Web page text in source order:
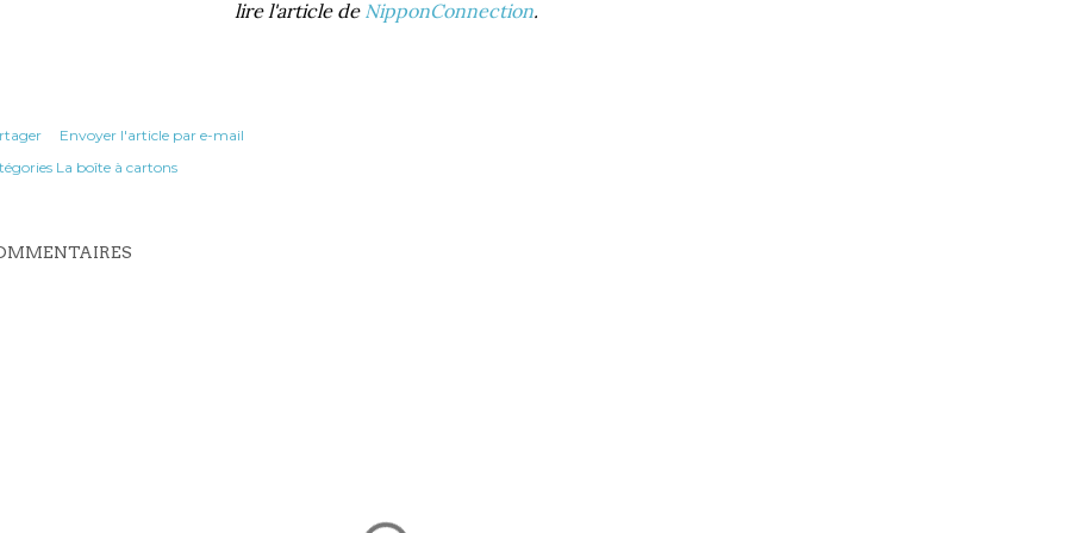
lire l'article de NipponConnection.
Envoyer l'article par e-mail
La boîte à cartons